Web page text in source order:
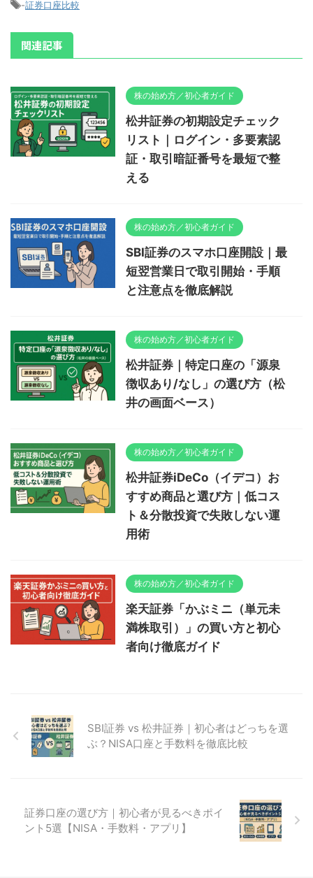
-証券口座比較
関連記事
株の始め方／初心者ガイド
松井証券の初期設定チェック
リスト｜ログイン・多要素認
証・取引暗証番号を最短で整
える
株の始め方／初心者ガイド
SBI証券のスマホ口座開設｜最
短翌営業日で取引開始・手順
と注意点を徹底解説
株の始め方／初心者ガイド
松井証券｜特定口座の「源泉
徴収あり/なし」の選び方（松
井の画面ベース）
株の始め方／初心者ガイド
松井証券iDeCo（イデコ）お
すすめ商品と選び方｜低コス
ト＆分散投資で失敗しない運
用術
株の始め方／初心者ガイド
楽天証券「かぶミニ（単元未
満株取引）」の買い方と初心
者向け徹底ガイド
SBI証券 vs 松井証券｜初心者はどっちを選
ぶ？NISA口座と手数料を徹底比較
証券口座の選び方｜初心者が見るべきポイ
ント5選【NISA・手数料・アプリ】